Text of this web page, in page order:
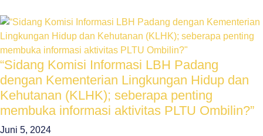
“Sidang Komisi Informasi LBH Padang
dengan Kementerian Lingkungan Hidup dan
Kehutanan (KLHK); seberapa penting
membuka informasi aktivitas PLTU Ombilin?”
Juni 5, 2024